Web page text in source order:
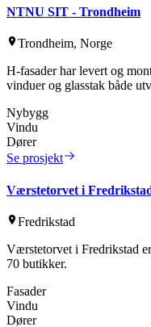
NTNU SIT - Trondheim
Trondheim, Norge
H-fasader har levert og
vinduer og glasstak både
Nybygg
Vindu
Dører
Se prosjekt
Værstetorvet i
Fredrikstad
Værstetorvet i Fredrikstad
70 butikker.
Fasader
Vindu
Dører